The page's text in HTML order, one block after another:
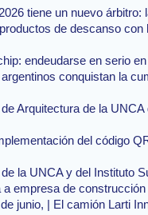
tiene un nuevo árbitro:
de descanso
endeudarse en serio
conquistan la
Arquitectura de la
del código
la UNCA y del Instituto
empresa de
junio, | El camión Larti